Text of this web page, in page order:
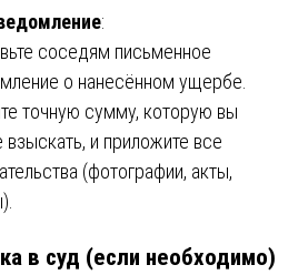
:
соседям письменное
о нанесённом ущербе.
точную сумму, которую вы
взыскать, и приложите все
(фотографии, акты,
в суд (если необходимо)